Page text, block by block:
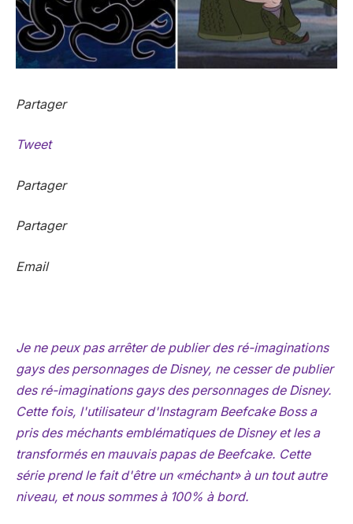
Partager
Tweet
Partager
Partager
Email
Je ne peux pas arrêter de publier des ré-imaginations
gays des personnages de Disney, ne cesser de publier
des ré-imaginations gays des personnages de Disney.
Cette fois, l'utilisateur d'Instagram Beefcake Boss a
pris des méchants emblématiques de Disney et les a
transformés en mauvais papas de Beefcake. Cette
série prend le fait d'être un «méchant» à un tout autre
niveau, et nous sommes à 100% à bord.